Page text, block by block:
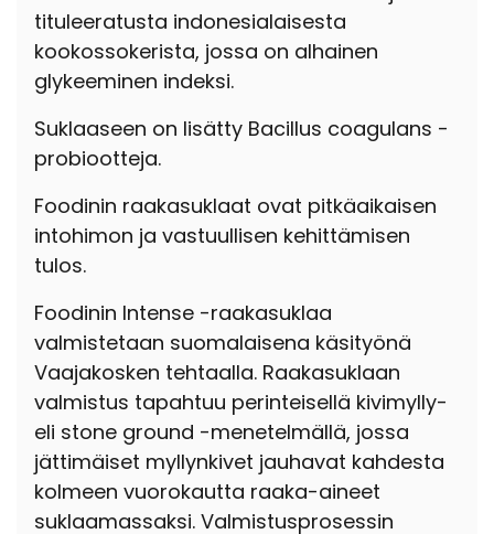
tituleeratusta indonesialaisesta
kookossokerista, jossa on alhainen
glykeeminen indeksi.
Suklaaseen on lisätty Bacillus coagulans -
probiootteja.
Foodinin raakasuklaat ovat pitkäaikaisen
intohimon ja vastuullisen kehittämisen
tulos.
Foodinin Intense -raakasuklaa
valmistetaan suomalaisena käsityönä
Vaajakosken tehtaalla. Raakasuklaan
valmistus tapahtuu perinteisellä kivimylly-
eli stone ground -menetelmällä, jossa
jättimäiset myllynkivet jauhavat kahdesta
kolmeen vuorokautta raaka-aineet
suklaamassaksi. Valmistusprosessin